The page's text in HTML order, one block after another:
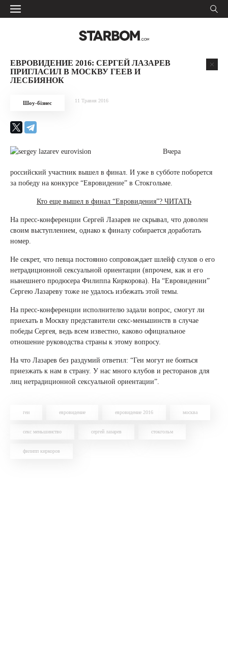
ЕВРОВИДЕНИЕ 2016: СЕРГЕЙ ЛАЗАРЕВ
ПРИГЛАСИЛ В МОСКВУ ГЕЕВ И
ЛЕСБИЯНОК
Шоу-бізнес 11 Травня 2016
Вчера
российский участник вышел в финал. И уже в субботе поборется
за победу на конкурсе “Евровидение” в Стокгольме.
Кто еще вышел в финал “Евровидения”? ЧИТАТЬ
На пресс-конференции Сергей Лазарев не скрывал, что доволен
своим выступлением, однако к финалу собирается доработать
номер.
Не секрет, что певца постоянно сопровождает шлейф слухов о его
нетрадиционной сексуальной ориентации (впрочем, как и его
нынешнего продюсера Филиппа Киркорова). На “Евровидении”
Сергею Лазареву тоже не удалось избежать этой темы.
На пресс-конференции исполнителю задали вопрос, смогут ли
приехать в Москву представители секс-меньшинств в случае
победы Сергея, ведь всем известно, каково официальное
отношение руководства страны к этому вопросу.
На что Лазарев без раздумий ответил: “Геи могут не бояться
приезжать к нам в страну. У нас много клубов и ресторанов для
лиц нетрадиционной сексуальной ориентации”.
геи евровидение евровидение 2016 москва
секс меньшинство сергей лазарев стокгольм
филипп киркоров